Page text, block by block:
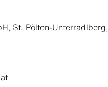
St. Pölten-Unterradlberg,